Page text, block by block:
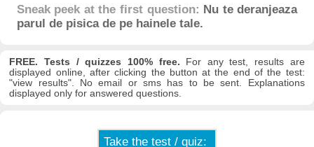
Sneak peek at the first question: Nu te deranjeaza
parul de pisica de pe hainele tale.
FREE. Tests / quizzes 100% free. For any test, results are
displayed online, after clicking the button at the end of the test:
"view results". No email or sms has to be sent. Explanations
displayed only for answered questions.